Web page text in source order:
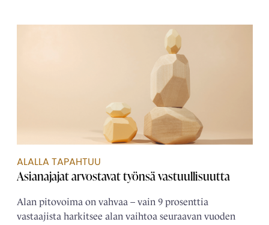
ALALLA TAPAHTUU
Asianajajat arvostavat työnsä vastuullisuutta
Alan pitovoima on vahvaa – vain 9 prosenttia
vastaajista harkitsee alan vaihtoa seuraavan vuoden